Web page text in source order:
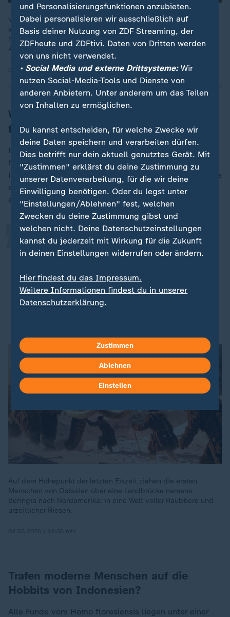
Vor rund 40.000 Jahren leben mehrere Menschenarten auf der
Welt: in Asien der Denisova-Mensch, in Europa der
Neandertaler, und der Homo Sapiens hat sich bis nach
Australien ausgebreitet.
04.05.2026 | 44:01 min
Wie sah das Leben des Homo
floresiensis aus?
Homo floresiensis scheint nie die Insel verlassen zu
haben, außerhalb von Flores gibt es keine Spuren von
ihm. Er schien auf der Insel alles gehabt zu haben, was
er brauchte. Er ging auf die Jagd nach Stegodons,
einem ausgestorbenen Tier, das Elefanten ähnelt.
Auf Flores jagten kleine Menschen
kleine Elefanten. Und es gab hier
wahrscheinlich in Acht nehmen
mussten.
„
Auf dem Höhepunkt der letzten Eiszeit ziehen die ersten
Menschen von Ostasien über eine Landbrücke namens
Beringia nach Nordamerika: in eine Welt voller Raubtiere und
urzeitlicher Riesen.
Trafen moderne Menschen auf die
Hobbits von Indonesien?
Alle Funde vom Homo floresiensis liegen unter einer
und Personalisierungsfunktionen anzubieten.
Dabei personalisieren wir ausschließlich auf
Basis deiner Nutzung von ZDF Streaming, der
ZDFheute und ZDFtivi. Daten von Dritten werden
von uns nicht verwendet.
• Social Media und externe Drittsysteme:Wir
nutzen Social-Media-Tools und Dienste von
anderen Anbietern. Unter anderem um das Teilen
von Inhalten zu ermöglichen.
Du kannst entscheiden, für welche Zwecke wir
deine Daten speichern und verarbeiten dürfen.
Dies betrifft nur dein aktuell genutztes Gerät. Mit
"Zustimmen" erklärst du deine Zustimmung zu
unserer Datenverarbeitung, für die wir deine
Einwilligung benötigen. Oder du legst unter
"Einstellungen/Ablehnen" fest, welchen
Zwecken du deine Zustimmung gibst und
welchen nicht. Deine Datenschutzeinstellungen
kannst du jederzeit mit Wirkung für die Zukunft
in deinen Einstellungen widerrufen oder ändern.
Hier findest du das Impressum.
Weitere Informationen findest du in unserer
Datenschutzerklärung.
Zustimmen
Ablehnen
Einstellen